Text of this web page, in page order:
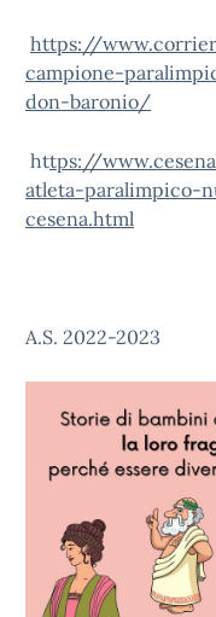
https://
campione-
don-baronio/
https://
atleta-paralimpico-
cesena.html
A.S. 2022-2023